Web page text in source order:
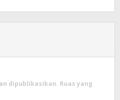
dipublikasikan. Ruas yang